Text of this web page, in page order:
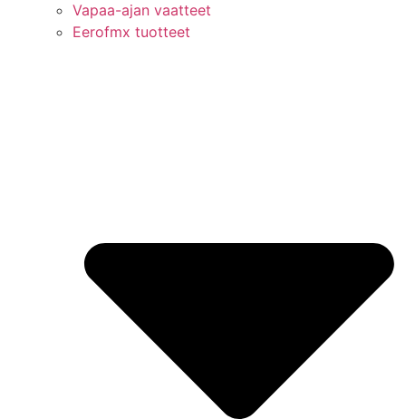
Vapaa-ajan vaatteet
Eerofmx tuotteet